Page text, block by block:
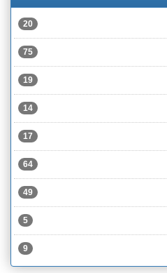
20
75
19
14
17
64
49
5
9